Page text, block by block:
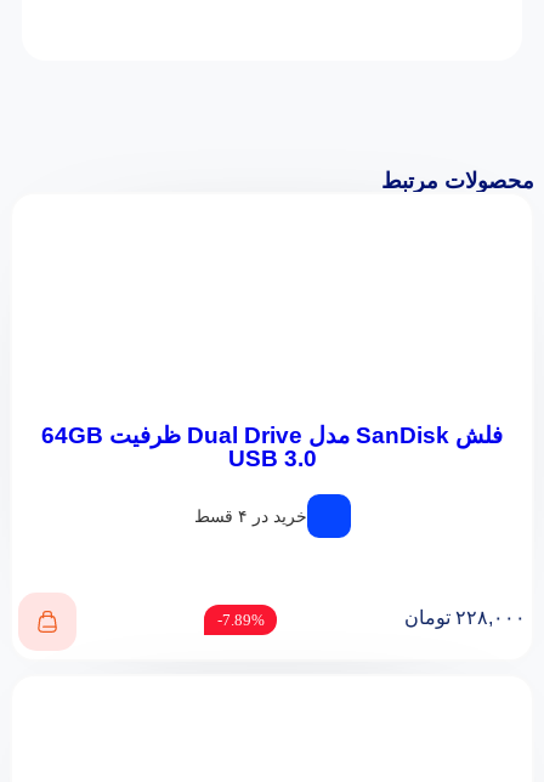
محصولات مرتبط
فلش SanDisk مدل Dual Drive ظرفیت 64GB
USB 3.0
خرید در ۴ قسط
۲۲۸,۰۰۰ تومان 7.89%-